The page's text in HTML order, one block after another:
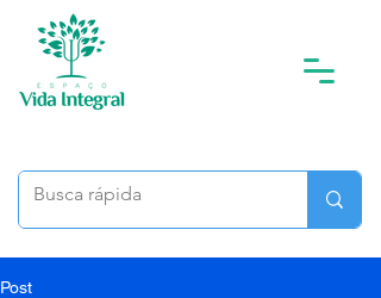
Post